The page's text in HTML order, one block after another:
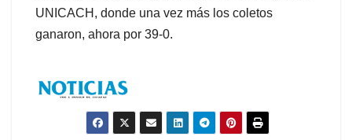
UNICACH, donde una vez más los coletos
ganaron, ahora por 39-0.